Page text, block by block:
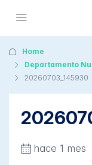
Home
Departamento
20260703_145930
hace 1 mes